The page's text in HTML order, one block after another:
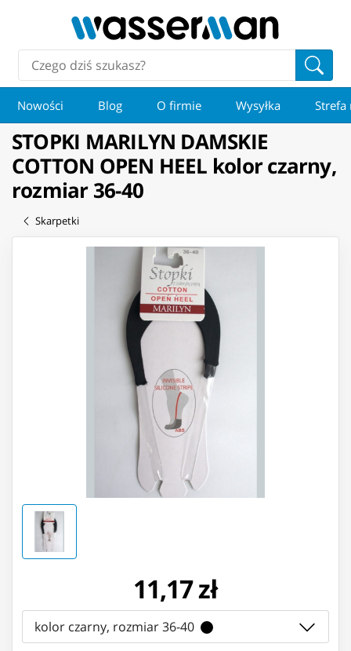
Nowości Blog O firmie Wysyłka Strefa
STOPKI MARILYN DAMSKIE
COTTON OPEN HEEL kolor czarny,
rozmiar 36-40
Skarpetki
11,17 zł
kolor czarny, rozmiar 36-40